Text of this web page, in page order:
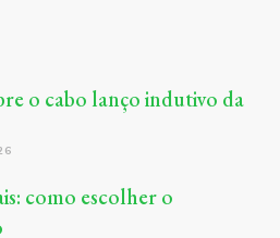
o cabo lanço indutivo da
como escolher o